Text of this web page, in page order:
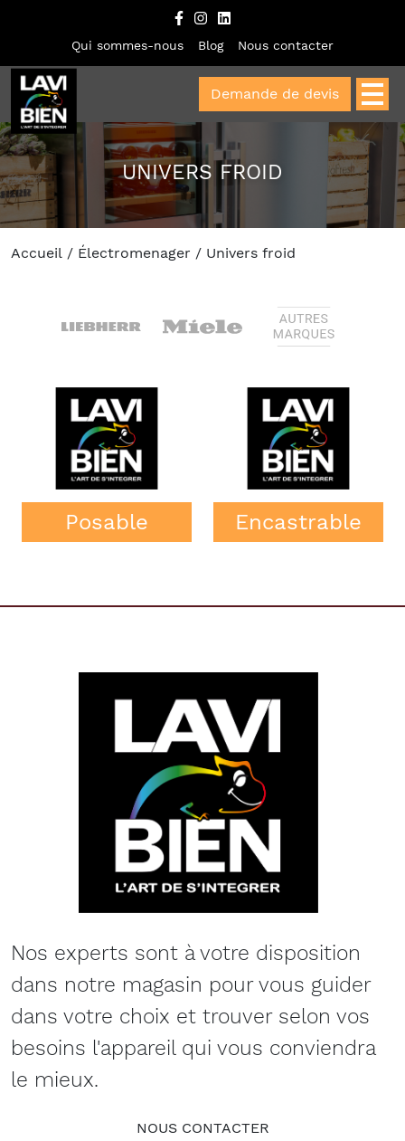
Qui sommes-nous Blog Nous contacter
Demande de devis
UNIVERS FROID
Accueil / Électromenager / Univers froid
Posable Encastrable
Nos experts sont à votre disposition
dans notre magasin pour vous guider
dans votre choix et trouver selon vos
besoins l'appareil qui vous conviendra
le mieux.
NOUS CONTACTER